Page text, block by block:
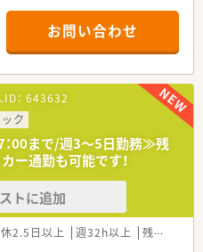
域に貢献できる体制が整った病院
：日額70円）
子様がいらっしゃる方も安心して
。
、抗がん剤混同調製、薬剤管理指
治験、医薬品管理
き、薬剤師としてスキルアップでき
00のうちご希望に合わせて相談可
お問い合わせ
： 643632
ク
：00まで/週3～5日勤務≫残
ー通勤も可能です！
トに追加
2.5日以上 週32h以上 残業なし(ほぼなし含む)